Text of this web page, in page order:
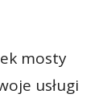
mosty
usługi